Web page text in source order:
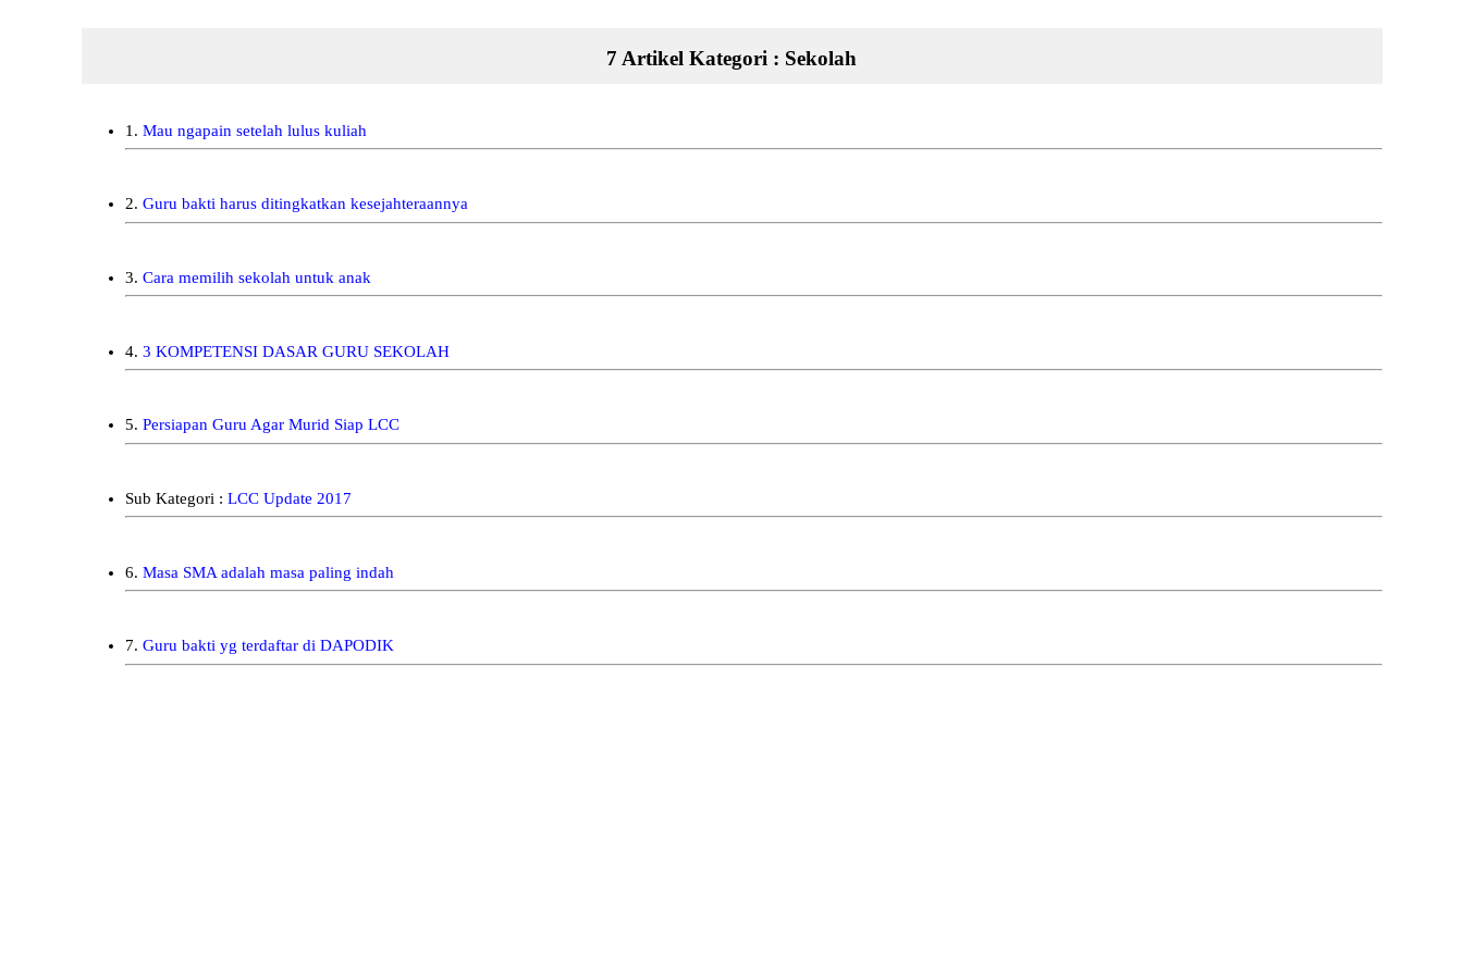
7 Artikel Kategori : Sekolah
1. Mau ngapain setelah lulus kuliah
2. Guru bakti harus ditingkatkan kesejahteraannya
3. Cara memilih sekolah untuk anak
4. 3 KOMPETENSI DASAR GURU SEKOLAH
5. Persiapan Guru Agar Murid Siap LCC
Sub Kategori : LCC Update 2017
6. Masa SMA adalah masa paling indah
7. Guru bakti yg terdaftar di DAPODIK